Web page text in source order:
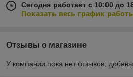
Сегодня работает с 10:00 до
Показать весь график
Отзывы о магазине
У компании пока нет отзывов,